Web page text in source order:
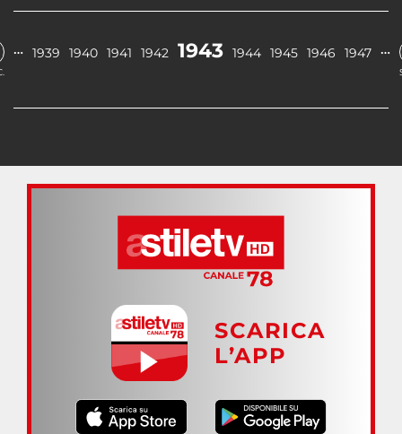
… 1939 1940 1941 1942 1943 1944 1945 1946 1947 …
SCARICA
L’APP